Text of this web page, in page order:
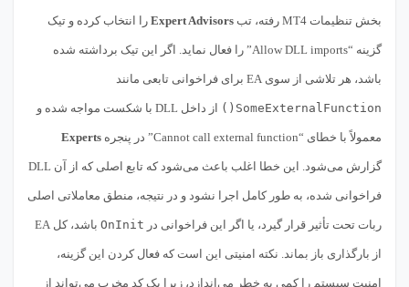
بخش تنظیمات MT4 رفته، تب Expert Advisors را انتخاب کرده و تیک
گزینه “Allow DLL imports” را فعال نماید. اگر این تیک برداشته شده
باشد، هر تلاشی از سوی EA برای فراخوانی تابعی مانند
SomeExternalFunction() از داخل DLL با شکست مواجه شده و
معمولاً با خطای “Cannot call external function” در پنجره Experts
گزارش می‌شود. این خطا اغلب باعث می‌شود که تابع اصلی که از آن DLL
فراخوانی شده، به طور کامل اجرا نشود و در نتیجه، منطق معاملاتی اصلی
ربات تحت تأثیر قرار گیرد، یا اگر این فراخوانی در OnInit باشد، کل EA
از بارگذاری باز بماند. نکته امنیتی این است که فعال کردن این گزینه،
امنیت سیستم را کمی به خطر می‌اندازد، زیرا یک کد مخرب می‌تواند از